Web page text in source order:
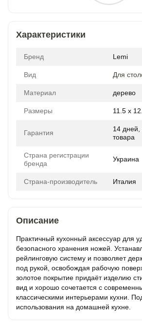
Характеристики
Бренд Lemi
Вид Для
Материал дерево
Размеры 11.5 x
Гарантия
14 дней,
товара
Страна регистрации
бренда
Украина
Страна-производитель Италия
Описание
Практичный кухонный аксессуар для
безопасного хранения ножей.
рейлинговую систему и позволяет
под рукой, освобождая рабочую
золотое покрытие придаёт изделию
вид и хорошо сочетается с
классическими интерьерами кухни.
использования на домашней кухне.